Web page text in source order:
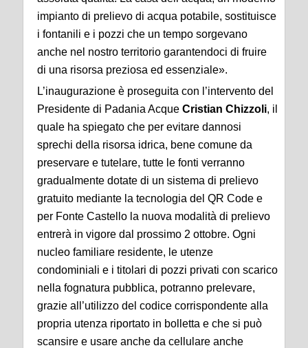
impianto di prelievo di acqua potabile, sostituisce
i fontanili e i pozzi che un tempo sorgevano
anche nel nostro territorio garantendoci di fruire
di una risorsa preziosa ed essenziale».
L’inaugurazione è proseguita con l’intervento del
Presidente di Padania Acque Cristian Chizzoli, il
quale ha spiegato che per evitare dannosi
sprechi della risorsa idrica, bene comune da
preservare e tutelare, tutte le fonti verranno
gradualmente dotate di un sistema di prelievo
gratuito mediante la tecnologia del QR Code e
per Fonte Castello la nuova modalità di prelievo
entrerà in vigore dal prossimo 2 ottobre. Ogni
nucleo familiare residente, le utenze
condominiali e i titolari di pozzi privati con scarico
nella fognatura pubblica, potranno prelevare,
grazie all’utilizzo del codice corrispondente alla
propria utenza riportato in bolletta e che si può
scansire e usare anche da cellulare anche